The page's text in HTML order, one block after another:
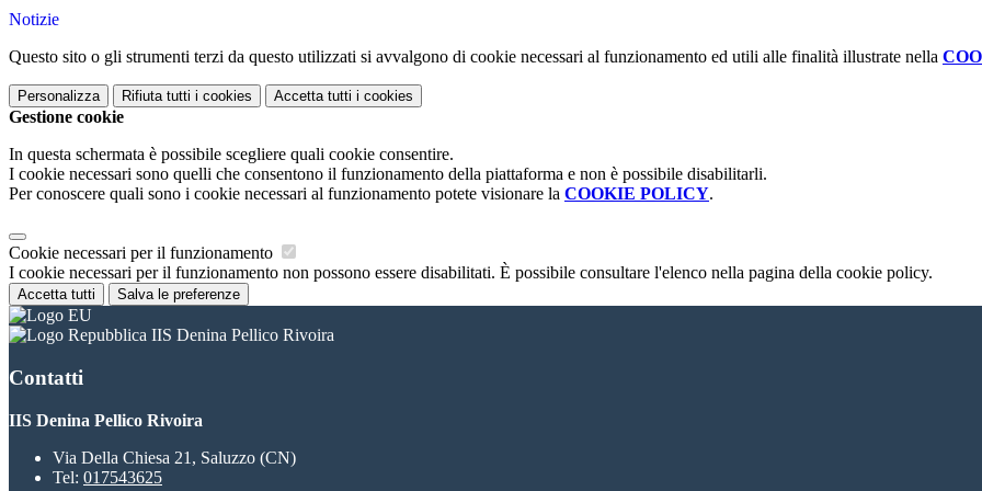
Notizie
Questo sito o gli strumenti terzi da questo utilizzati si avvalgono di cookie necessari al funzionamento ed utili alle finalità illustrate nella
Personalizza Rifiuta tutti i cookies Accetta tutti i cookies
Gestione cookie
In questa schermata è possibile scegliere quali cookie consentire.
I cookie necessari sono quelli che consentono il funzionamento della piattaforma e non è possibile disabilitarli.
Per conoscere quali sono i cookie necessari al funzionamento potete visionare la COOKIE POLICY.
Cookie necessari per il funzionamento
I cookie necessari per il funzionamento non possono essere disabilitati. È possibile consultare l'elenco nella pagina della cookie policy.
Accetta tutti Salva le preferenze
IIS Denina Pellico Rivoira
Contatti
IIS Denina Pellico Rivoira
Via Della Chiesa 21, Saluzzo (CN)
Tel: 017543625